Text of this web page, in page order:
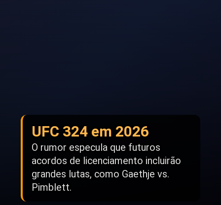
UFC 324 em 2026
O rumor especula que futuros
acordos de licenciamento incluirão
grandes lutas, como Gaethje vs.
Pimblett.